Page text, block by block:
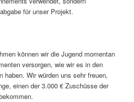
für unser Projekt.
können wir die Jugend momentan
versorgen, wie wir es in den
haben. Wir würden uns sehr freuen,
einen der 3.000 € Zuschüsse der